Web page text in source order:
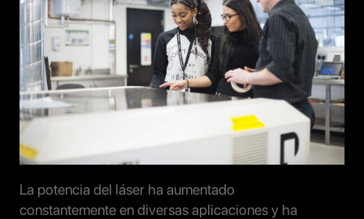
La potencia del láser ha aumentado
constantemente en diversas aplicaciones y ha